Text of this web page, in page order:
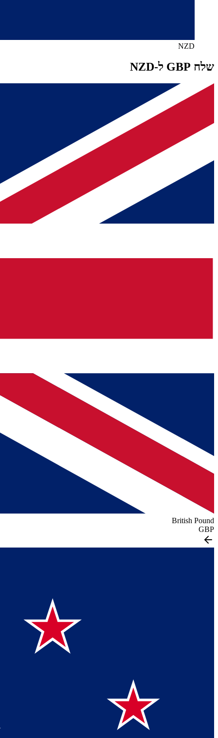
NZD
שלח GBP ל-NZD
British Pound
GBP